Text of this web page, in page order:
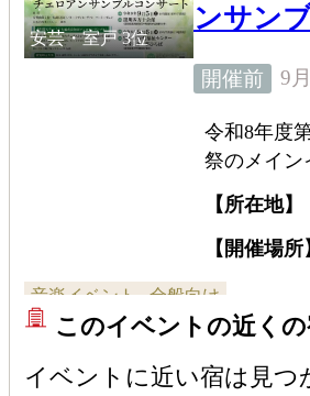
安芸・室戸 3位
ンサン
ト
開催前 9
令和8年度
祭のメイン
部）として
チェロア
トを開催
【所在地】
【開催場所
ろば
音楽イベント 全般向け
このイベントの近く
イベントに近い宿は見つ